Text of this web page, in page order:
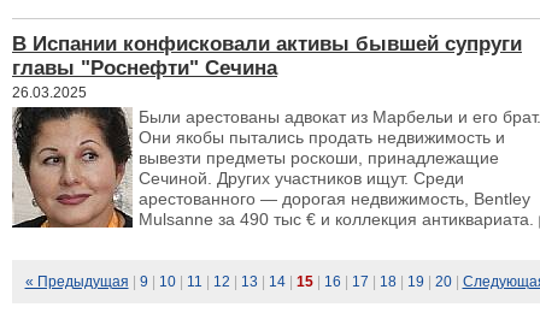
В Испании конфисковали активы бывшей супруги
главы "Роснефти" Сечина
26.03.2025
Были арестованы адвокат из Марбельи и его брат.
Они якобы пытались продать недвижимость и
вывезти предметы роскоши, принадлежащие
Сечиной. Других участников ищут. Среди
арестованного — дорогая недвижимость, Bentley
Mulsanne за 490 тыс € и коллекция антиквариата.
« Предыдущая 9 10| 11 12 13 14| 15| 16 17 18| 19 20|